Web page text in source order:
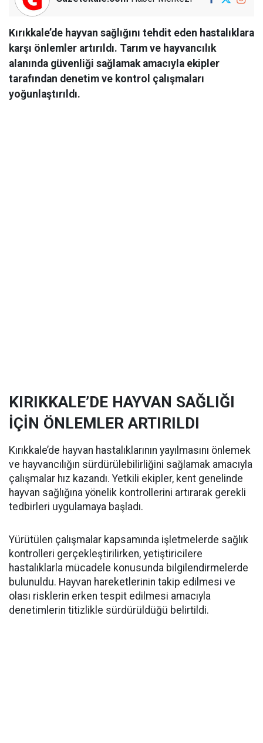
Kırıkkale’de hayvan sağlığını tehdit eden hastalıklara
karşı önlemler artırıldı. Tarım ve hayvancılık
alanında güvenliği sağlamak amacıyla ekipler
tarafından denetim ve kontrol çalışmaları
yoğunlaştırıldı.
KIRIKKALE’DE HAYVAN SAĞLIĞI
İÇİN ÖNLEMLER ARTIRILDI
Kırıkkale’de hayvan hastalıklarının yayılmasını önlemek
ve hayvancılığın sürdürülebilirliğini sağlamak amacıyla
çalışmalar hız kazandı. Yetkili ekipler, kent genelinde
hayvan sağlığına yönelik kontrollerini artırarak gerekli
tedbirleri uygulamaya başladı.
Yürütülen çalışmalar kapsamında işletmelerde sağlık
kontrolleri gerçekleştirilirken, yetiştiricilere
hastalıklarla mücadele konusunda bilgilendirmelerde
bulunuldu. Hayvan hareketlerinin takip edilmesi ve
olası risklerin erken tespit edilmesi amacıyla
denetimlerin titizlikle sürdürüldüğü belirtildi.